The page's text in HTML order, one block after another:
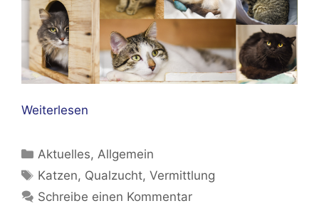
Weiterlesen
Kategorien
Aktuelles,Allgemein
Schlagwörter
Katzen, Qualzucht,Vermittlung
Schreibe einen Kommentar